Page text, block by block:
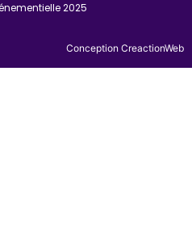
2025
Conception CreactionWeb